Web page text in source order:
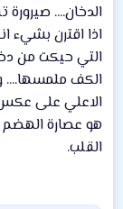
الدخان.... صيرورة
اذا اقترن بشيء
التي حيكت من
الكف ملمسها....
الاعلي على عكس
هو عصارة الهضم
القلب.